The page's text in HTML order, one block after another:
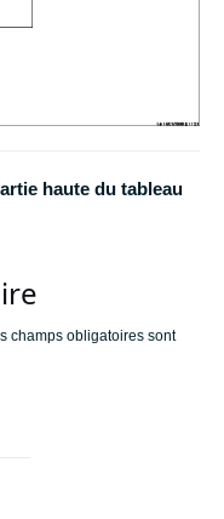
haute du tableau
champs obligatoires sont